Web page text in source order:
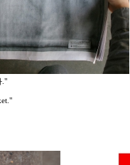
."